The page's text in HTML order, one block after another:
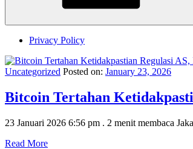
Privacy Policy
Uncategorized Posted on: January 23, 2026
Bitcoin Tertahan
23 Januari 2026 6:56 pm . 2 menit membaca
Read More